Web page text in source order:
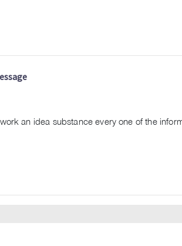
an idea substance every one of the